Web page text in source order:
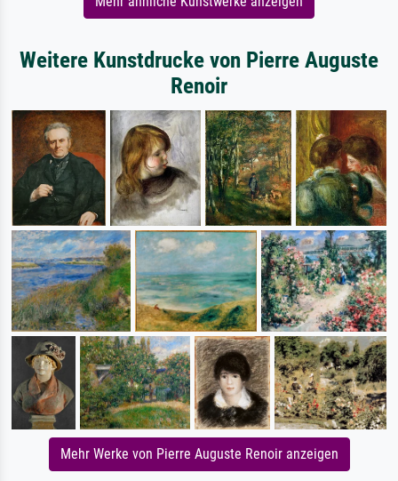
Weitere Kunstdrucke von Pierre Auguste
Renoir
Mehr Werke von Pierre Auguste Renoir anzeigen